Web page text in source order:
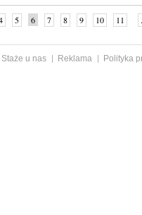
5 6 7 8 9 10 11
Staże u nas Reklama
Polityka